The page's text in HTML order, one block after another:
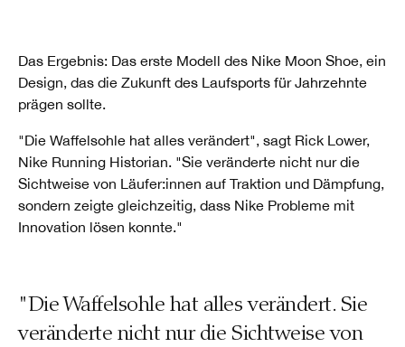
Das Ergebnis: Das erste Modell des Nike Moon Shoe, ein
Design, das die Zukunft des Laufsports für Jahrzehnte
prägen sollte.
"Die Waffelsohle hat alles verändert", sagt Rick Lower,
Nike Running Historian. "Sie veränderte nicht nur die
Sichtweise von Läufer:innen auf Traktion und Dämpfung,
sondern zeigte gleichzeitig, dass Nike Probleme mit
Innovation lösen konnte."
"Die Waffelsohle hat alles verändert. Sie
veränderte nicht nur die Sichtweise von